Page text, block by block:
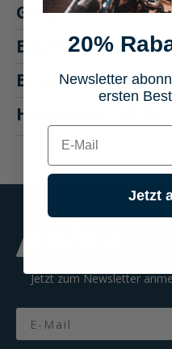
Größentabelle
Eigenschaften
Bewertungen
Hersteller "SPIDI"
Jetzt zum Newsletter
Email
20%
Newsletter
ersten
E-mail
Jetzt